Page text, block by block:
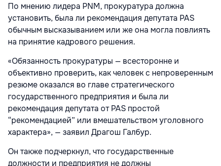
По мнению лидера PNM, прокуратура должна
установить, была ли рекомендация депутата PAS
обычным высказыванием или же она могла повлиять
на принятие кадрового решения.
«Обязанность прокуратуры — всесторонне и
объективно проверить, как человек с непроверенным
резюме оказался во главе стратегического
государственного предприятия и была ли
рекомендация депутата от PAS простой
“рекомендацией” или вмешательством уголовного
характера», — заявил Драгош Галбур.
Он также подчеркнул, что государственные
должности и предприятия не должны